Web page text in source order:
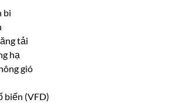
bi
tải
hạ
gió
biến (VFD)